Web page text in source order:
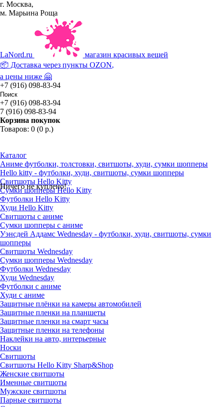
г. Москва,
м. Марьина Роща
LaNord.ru
магазин красивых вещей
📦 Доставка через пункты OZON,
а цены ниже 🤗
+7 (916) 098-83-94
+7 (916) 098-83-94
7 (916) 098-83-94
Корзина покупок
Товаров: 0 (0 р.)
Ничего не куплено!
Каталог
Аниме футболки, толстовки, свитшоты, худи, сумки шопперы
Hello kitty - футболки, худи, свитшоты, сумки шопперы
Свитшоты Hello Kitty
Сумки шопперы Hello Kitty
Футболки Hello Kitty
Худи Hello Kitty
Свитшоты с аниме
Сумки шопперы с аниме
Уэнсдей Аддамс Wednesday - футболки, худи, свитшоты, сумки
шопперы
Свитшоты Wednesday
Сумки шопперы Wednesday
Футболки Wednesday
Худи Wednesday
Футболки с аниме
Худи с аниме
Защитные плёнки на камеры автомобилей
Защитные пленки на планшеты
Защитные пленки на смарт часы
Защитные пленки на телефоны
Наклейки на авто, интерьерные
Носки
Свитшоты
Cвитшоты Hello Kitty Sharp&Shop
Женские свитшоты
Именные свитшоты
Мужские свитшоты
Парные свитшоты